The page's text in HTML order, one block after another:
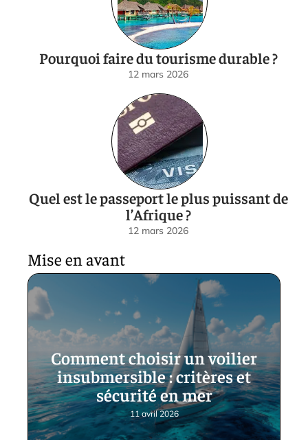
Pourquoi faire du tourisme durable ?
12 mars 2026
Quel est le passeport le plus puissant de
l’Afrique ?
12 mars 2026
Mise en avant
Comment choisir un voilier
insubmersible : critères et
sécurité en mer
11 avril 2026